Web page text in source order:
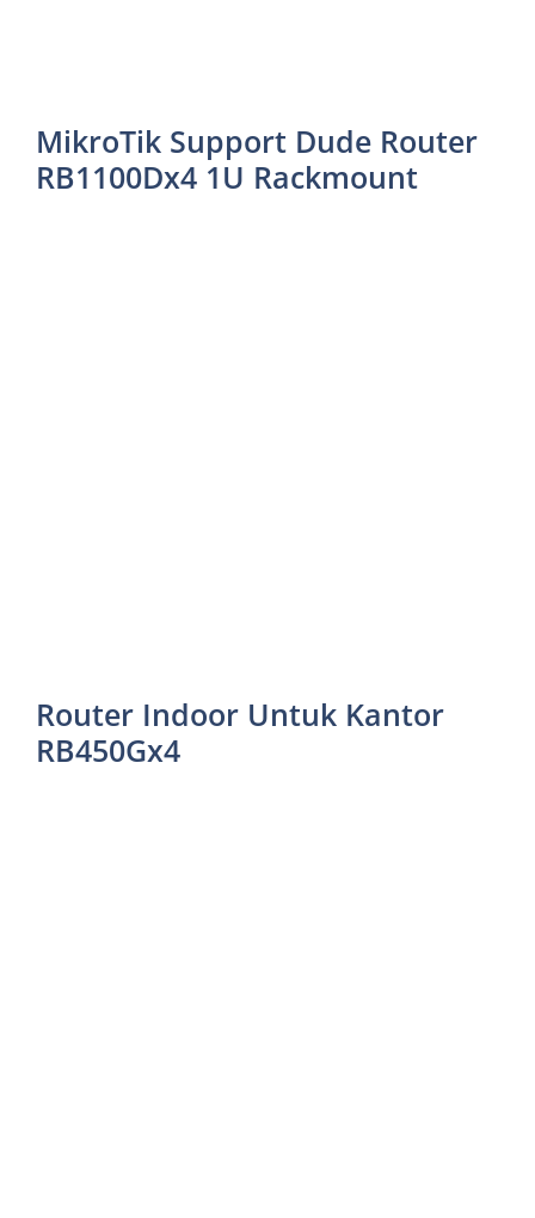
MikroTik Support Dude Router
RB1100Dx4 1U Rackmount
Router Indoor Untuk Kantor
RB450Gx4